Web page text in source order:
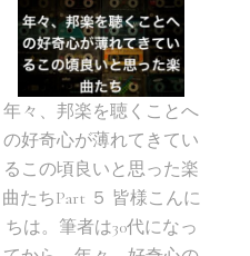
年々、邦楽を聴くことへ
の好奇心が薄れてきてい
るこの頃良いと思った楽
曲たちPart ５ 皆様こんに
ちは。筆者は30代になっ